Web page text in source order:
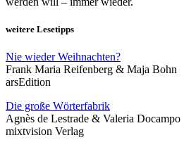
weitere Lesetipps
Nie wieder Weihnachten?
Frank Maria Reifenberg & Maja Bohn
arsEdition
Die große Wörterfabrik
Agnès de Lestrade & Valeria Docampo
mixtvision Verlag